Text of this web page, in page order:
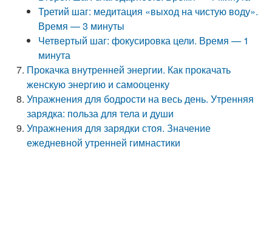
Третий шаг: медитация «выход на чистую воду».
Время — 3 минуты
Четвертый шаг: фокусировка цели. Время — 1
минута
Прокачка внутренней энергии. Как прокачать
женскую энергию и самооценку
Упражнения для бодрости на весь день. Утренняя
зарядка: польза для тела и души
Упражнения для зарядки стоя. Значение
ежедневной утренней гимнастики